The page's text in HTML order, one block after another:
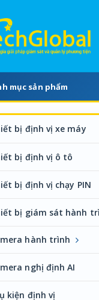
mục sản phẩm
bị định vị xe máy
bị định vị ô tô
bị định vị chạy PIN
bị giám sát hành
hành trình
nghị định AI
kiện định vị
Về chúng tôi
nghị